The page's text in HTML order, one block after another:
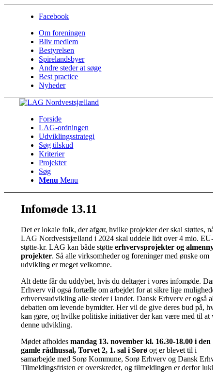
Facebook
Om foreningen
Bliv medlem
Bestyrelsen
Spirelandsbyer
Andre steder at søge
Best practice
Nyheder
Forside
LAG-ordningen
Udviklingsstrategi
Søg tilskud
Kriterier
Projekter
Søg
Menu Menu
Infomøde 13.11
Det er lokale folk, der afgør, hvilke projekter der skal støttes, når
LAG Nordvestsjælland i 2024 skal uddele lidt over 4 mio. EU-
støtte-kr. LAG kan både støtte erhvervsprojekter og
projekter. Så alle virksomheder og foreninger med ønske om
udvikling er meget velkomne.
Alt dette får du uddybet, hvis du deltager i vores infomøde.
Erhverv vil også fortælle om arbejdet for at sikre lige
erhvervsudvikling alle steder i landet. Dansk Erhverv er også
debatten om levende bymidter. Her vil de give deres bud på,
kan gøre, og hvilke politiske initiativer der kan være med til at
denne udvikling.
Mødet afholdes mandag 13. november kl. 16.30-18.00 i den
gamle rådhussal, Torvet 2, 1. sal i Sorøog er blevet til i
samarbejde med Sorø Kommune, Sorø Erhverv og Dansk
Tilmeldingsfristen er overskredet, og tilmeldingen er derfor